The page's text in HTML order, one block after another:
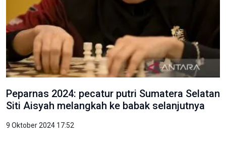
Peparnas 2024: pecatur putri Sumatera Selatan
Siti Aisyah melangkah ke babak selanjutnya
9 Oktober 2024 17:52